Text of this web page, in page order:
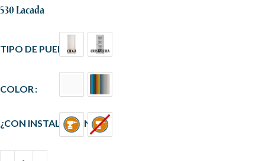
530 Lacada
TIPO DE PUERTA
COLOR
¿CON INSTALACIÓN?